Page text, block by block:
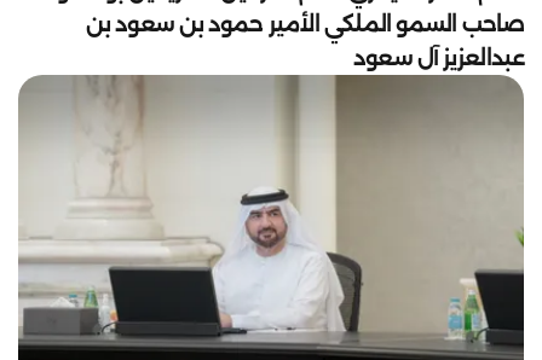
صاحب السمو الملكي الأمير حمود بن سعود بن
عبدالعزيز آل سعود